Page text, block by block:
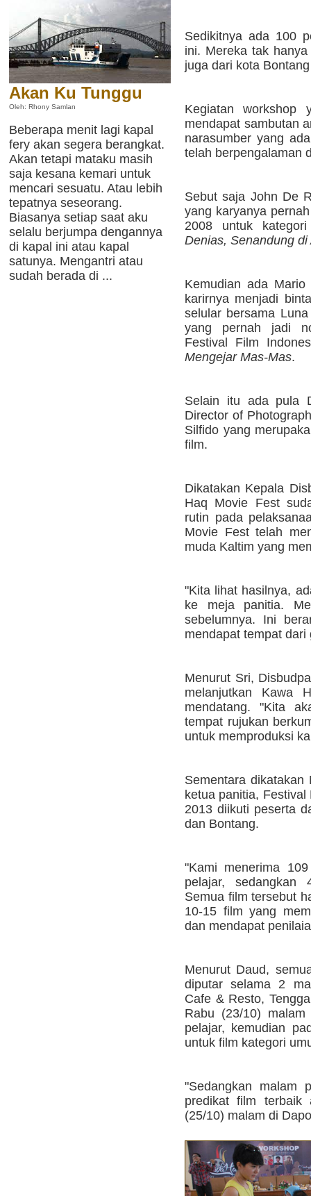
Akan Ku Tunggu
Oleh: Rhony Samlan
Beberapa menit lagi kapal
fery akan segera berangkat.
Akan tetapi mataku masih
saja kesana kemari untuk
mencari sesuatu. Atau lebih
tepatnya seseorang.
Biasanya setiap saat aku
selalu berjumpa dengannya
di kapal ini atau kapal
satunya. Mengantri atau
sudah berada di ...
Sedikitnya ada 100
ini. Mereka tak
juga dari kota
Kegiatan
mendapat sambutan
narasumber yang
telah berpengalaman
Sebut saja John De
yang karyanya
2008 untuk
Denias, Senandung di
Kemudian ada
karirnya menjadi
selular bersama
yang pernah jadi
Festival Film
Mengejar Mas-Mas.
Selain itu ada pula
Director of
Silfido yang
film.
Dikatakan Kepala
Haq Movie Fest
rutin pada
Movie Fest telah
muda Kaltim yang
"Kita lihat hasilnya,
ke meja panitia.
sebelumnya. Ini
mendapat tempat
Menurut Sri,
melanjutkan Kawa
mendatang. "Kita
tempat rujukan
untuk memproduksi
Sementara dikatakan
ketua panitia,
2013 diikuti peserta
dan Bontang.
"Kami menerima
pelajar,
Semua film tersebut
10-15 film yang
dan mendapat
Menurut Daud,
diputar selama 2
Cafe & Resto,
Rabu (23/10)
pelajar, kemudian
untuk film kategori
"Sedangkan malam
predikat film terbaik
(25/10) malam di